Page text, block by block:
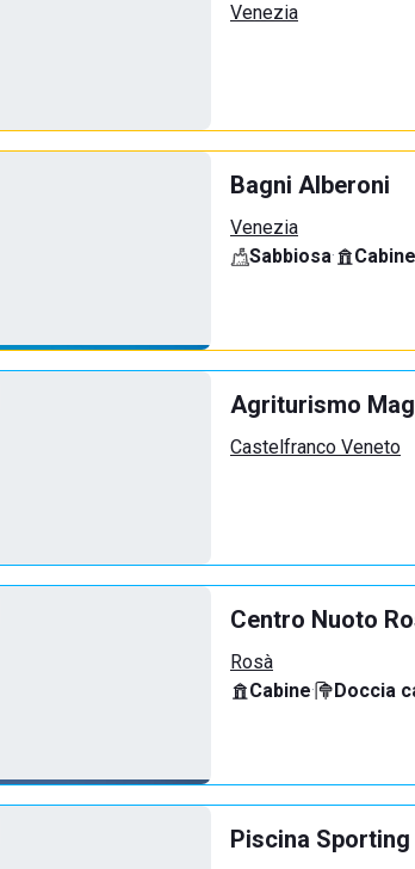
Venezia
Bagni Alberoni
Venezia
Sabbiosa· Cabine
Agriturismo
Castelfranco Veneto
Centro Nuoto
Rosà
Cabine· Doccia
Piscina Sporting